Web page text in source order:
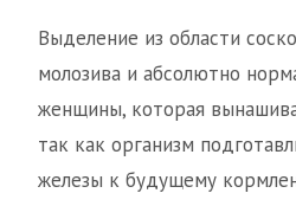
Выделение из области
молозива и абсолютно
женщины, которая
так как организм
железы к будущему